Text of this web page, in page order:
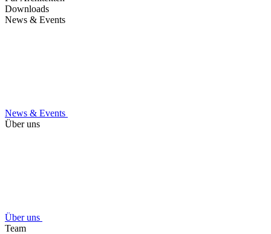
Downloads
News & Events
News & Events
Über uns
Über uns
Team